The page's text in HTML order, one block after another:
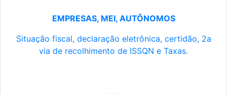
EMPRESAS, MEI, AUTÔNOMOS
Situação fiscal, declaração eletrônica, certidão, 2a
via de recolhimento de ISSQN e Taxas.